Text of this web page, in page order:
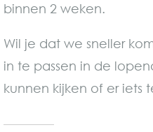
binnen 2 weken.
Wil je dat we sneller
in te passen in de
kunnen kijken of er iets